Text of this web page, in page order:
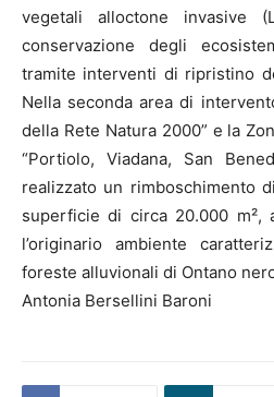
vegetali alloctone invasive
conservazione degli
tramite interventi di ripristino
Nella seconda area di
della Rete Natura 2000” e la
“Portiolo, Viadana, San
realizzato un rimboschimento
superficie di circa 20.000 m²,
l’originario ambiente
foreste alluvionali di Ontano
Antonia Bersellini Baroni